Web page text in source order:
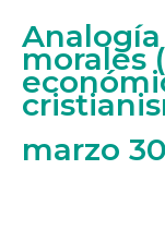
morales
marzo